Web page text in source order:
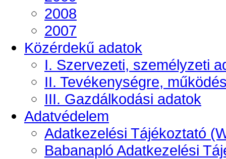
2008
2007
Közérdekű adatok
I. Szervezeti, személyzeti
II. Tevékenységre,
III. Gazdálkodási adatok
Adatvédelem
Adatkezelési Tájékoztató
Babanapló Adatkezelési